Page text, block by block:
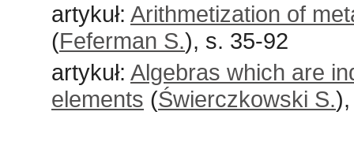
artykuł: Arithmetization of
(Feferman S.), s. 35-92
artykuł: Algebras which are
elements (Świerczkowski S.